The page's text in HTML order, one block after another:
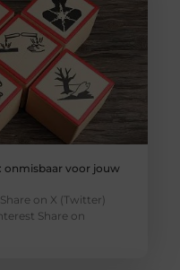
onmisbaar voor jouw
on X (Twitter)
Share on